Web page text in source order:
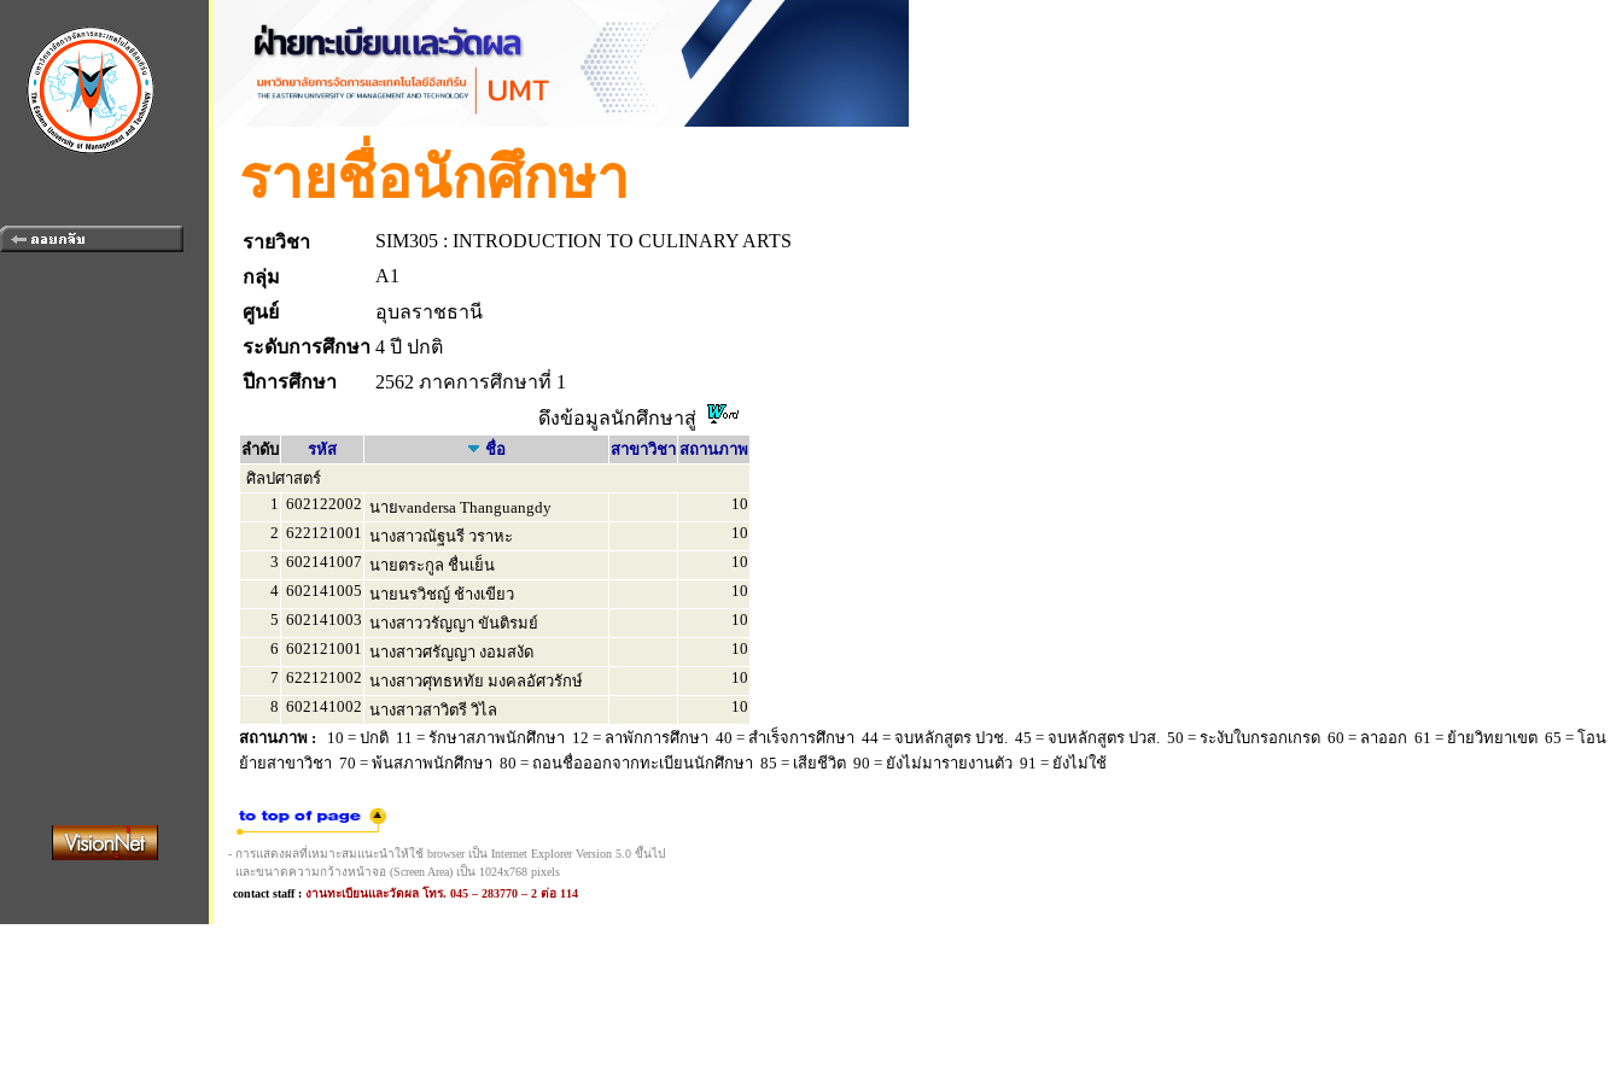
รายชื่อนักศึกษา
รายวิชา
SIM305 : INTRODUCTION TO CULINARY ARTS
กลุ่ม
A1
ศูนย์
อุบลราชธานี
ระดับการศึกษา 4 ปี ปกติ
ปีการศึกษา
2562 ภาคการศึกษาที่ 1
ดึงข้อมูลนักศึกษาสู่
ลำดับ รหัส ชื่อ สาขาวิชา สถานภาพ
ศิลปศาสตร์
1 602122002 นายvandersa Thanguangdy
10
2 622121001 นางสาวณัฐนรี วราหะ
10
3 602141007 นายตระกูล ชื่นเย็น
10
4 602141005 นายนรวิชญ์ ช้างเขียว
10
5 602141003 นางสาววรัญญา ขันติรมย์
10
6 602121001 นางสาวศรัญญา งอมสงัด
10
7 622121002 นางสาวศุทธหทัย มงคลอัศวรักษ์
10
8 602141002 นางสาวสาวิตรี วิไล
10
สถานภาพ :
10 = ปกติ 11 = รักษาสภาพนักศึกษา 12 = ลาพักการศึกษา 40 = สำเร็จการศึกษา 44 = จบหลักสูตร ปวช. 45 = จบหลักสูตร ปวส. 50 = ระงับใบกรอกเกรด 60 = ลาออก 61 = ย้ายวิทยาเขต 65 = โอน
ย้ายสาขาวิชา 70 = พ้นสภาพนักศึกษา 80 = ถอนชื่อออกจากทะเบียนนักศึกษา 85 = เสียชีวิต 90 = ยังไม่มารายงานตัว 91 = ยังไม่ใช้
- การแสดงผลที่เหมาะสมแนะนำให้ใช้ browser เป็น Internet Explorer Version 5.0 ขึ้นไป
และขนาดความกว้างหน้าจอ (Screen Area) เป็น 1024x768 pixels
contact staff : งานทะเบียนและวัดผล โทร. 045 – 283770 – 2 ต่อ 114